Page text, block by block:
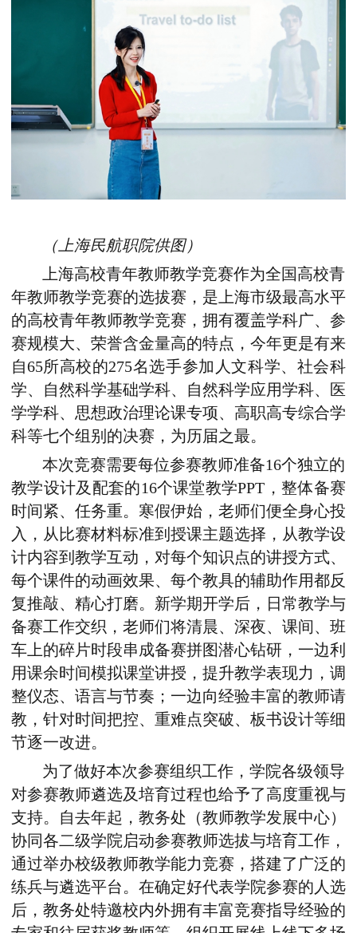
（ 上海民航职院供图）
上海高校青年教师教学竞赛作为全国高校青
年教师教学竞赛的选拔赛‌，是上海市级最高水平
的高校青年教师教学竞赛‌，拥有覆盖学科广、参
赛规模大‌、荣誉含金量高的特点，今年更是有来
自65所高校的275名选手‌参加人文科学、社会科
学、自然科学基础学科、自然科学应用学科、医
学学科、思想政治理论课专项、高职高专综合学
科等‌七个组别的决赛，为历届之最。
本次竞赛需要每位参赛教师准备16个独立的
教学设计及配套的16个课堂教学PPT，整体备赛
时间紧、任务重。寒假伊始，老师们便全身心投
入，从比赛材料标准到授课主题选择，从教学设
计内容到教学互动，对每个知识点的讲授方式、
每个课件的动画效果、每个教具的辅助作用都反
复推敲、精心打磨。新学期开学后，日常教学与
备赛工作交织，老师们将清晨、深夜、课间、班
车上的碎片时段串成备赛拼图潜心钻研 ， 一边利
用课余时间模拟课堂讲授，提升教学表现力，调
整仪态、语言与节奏；一边向经验丰富的教师请
教，针对时间把控、重难点突破、板书设计等细
节逐一改进。
为了做好本次参赛组织工作，学院各级领导
对参赛教师遴选及培育过程也给予了高度重视与
支持。自去年起，教务处（教师教学发展中心）
协同各二级学院启动参赛教师选拔与培育工作，
通过举办校级教师教学能力竞赛，搭建了广泛的
练兵与遴选平台。在确定好代表学院参赛的人选
后，教务处特邀校内外拥有丰富竞赛指导经验的